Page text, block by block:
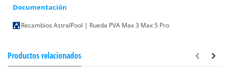
Documentación
Recambios AstralPool | Rueda PVA Max 3 Max 5 Pro
Productos relacionados